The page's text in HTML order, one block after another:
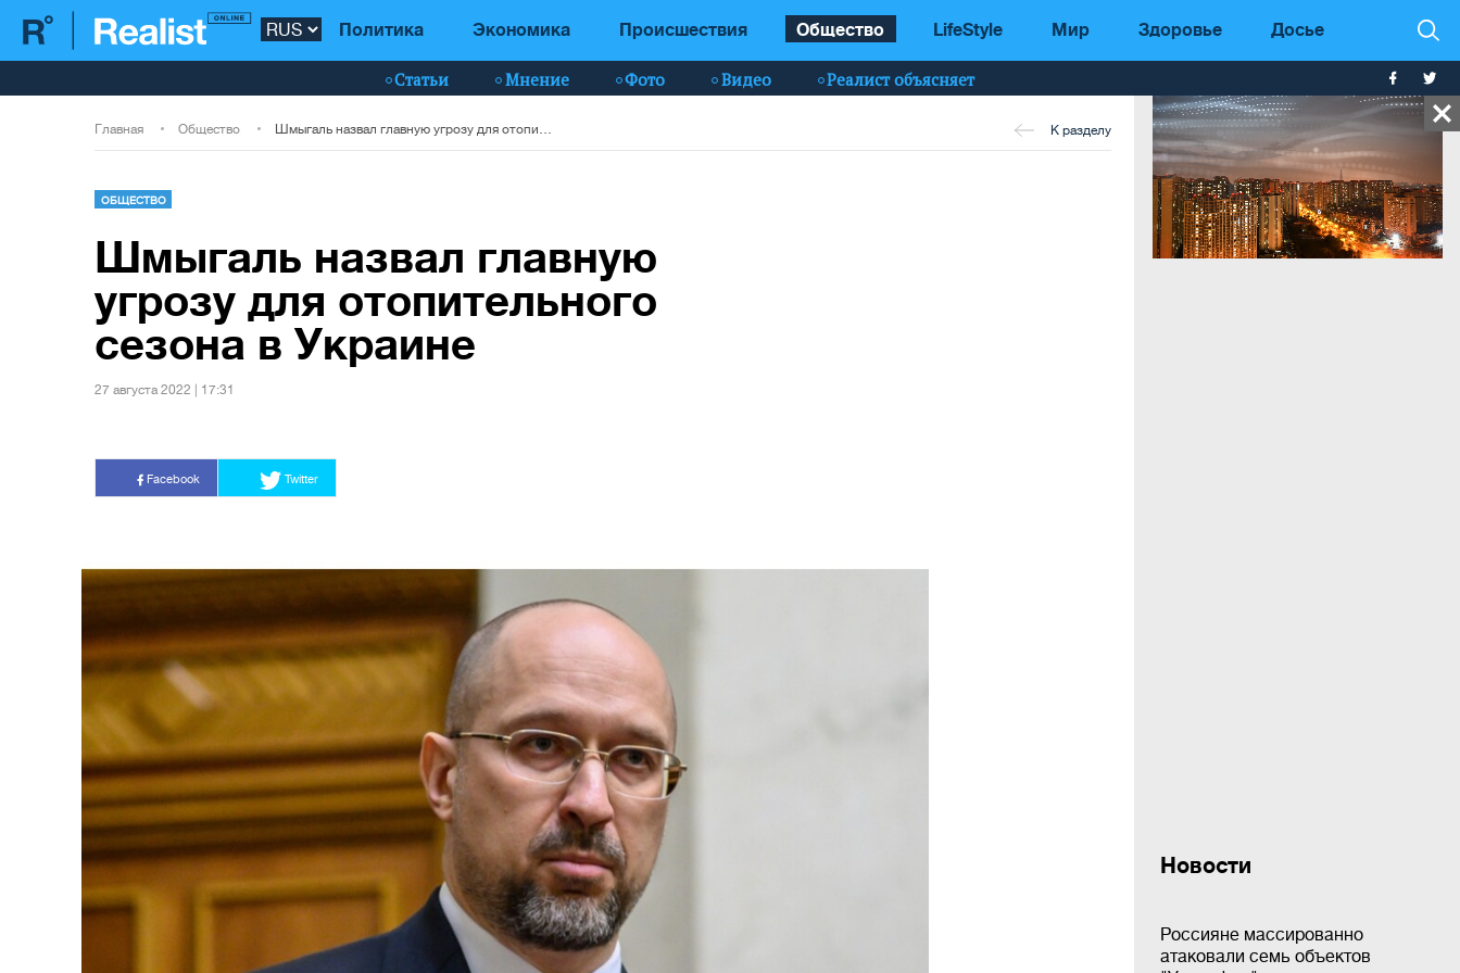
Политика Экономика Происшествия Общество LifeStyle Мир Здоровье Досье
Статьи Мнение Фото Видео Реалист объясняет
Новости
Россияне массированно
атаковали семь объектов
Главная Общество К разделу
ОБЩЕСТВО
Шмыгаль назвал главную
угрозу для отопительного
сезона в Украине
27 августа 2022 | 17:31
Facebook Twitter